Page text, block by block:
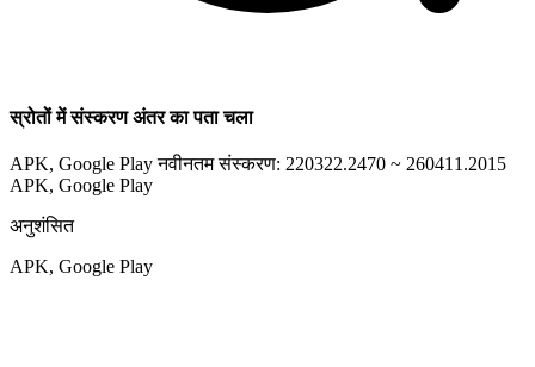
स्रोतों में संस्करण अंतर का पता चला
APK, Google Play नवीनतम संस्करण: 220322.2470 ~ 260411.2015
APK, Google Play
अनुशंसित
APK, Google Play